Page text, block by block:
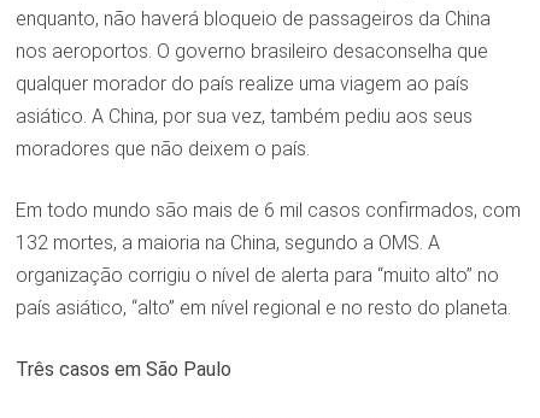
enquanto, não haverá bloqueio de passageiros da China
nos aeroportos. O governo brasileiro desaconselha que
qualquer morador do país realize uma viagem ao país
asiático. A China, por sua vez, também pediu aos seus
moradores que não deixem o país.
Em todo mundo são mais de 6 mil casos confirmados, com
132 mortes, a maioria na China, segundo a OMS. A
organização corrigiu o nível de alerta para “muito alto” no
país asiático, “alto” em nível regional e no resto do planeta.
Três casos em São Paulo